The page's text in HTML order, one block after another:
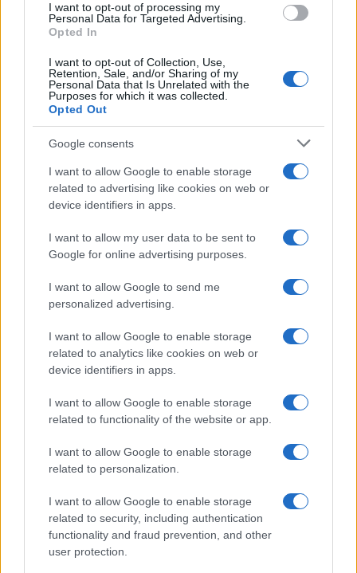
I want to opt-out of processing my
Personal Data for Targeted Advertising.
Opted In
I want to opt-out of Collection, Use,
Retention, Sale, and/or Sharing of my
Personal Data that Is Unrelated with the
Purposes for which it was collected.
Opted Out
Google consents
I want to allow Google to enable storage
related to advertising like cookies on web or
device identifiers in apps.
I want to allow my user data to be sent to
Google for online advertising purposes.
I want to allow Google to send me
personalized advertising.
I want to allow Google to enable storage
related to analytics like cookies on web or
device identifiers in apps.
I want to allow Google to enable storage
related to functionality of the website or app.
I want to allow Google to enable storage
related to personalization.
I want to allow Google to enable storage
related to security, including authentication
functionality and fraud prevention, and other
user protection.
Condividi l'articolo
F
a
ce
b
o
o
k
T
w
it
te
r
Pi
n
re
st
W
h
s
A
p
p
S
h
re
NOTIZIE RECENTI
Olbia, le previsioni meteo per lunedì 10 agosto
Le ultime offerte di lavoro a Olbia e in Gallura
segnalazione dei residenti
Incendi in Gallura, devastati un chiosco e due
furgoni: le indagini
Cannigione celebra la cultura gallurese con il
“Poker letterario”